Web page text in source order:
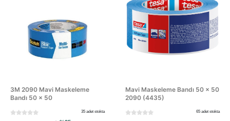
3M 2090 Mavi Maskeleme
Bandı 50 × 50
35 adet stokta
Mavi Maskeleme Bandı 50 × 50
2090 (4435)
65 adet stokta